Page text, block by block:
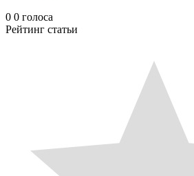
0 0 голоса
Рейтинг статьи